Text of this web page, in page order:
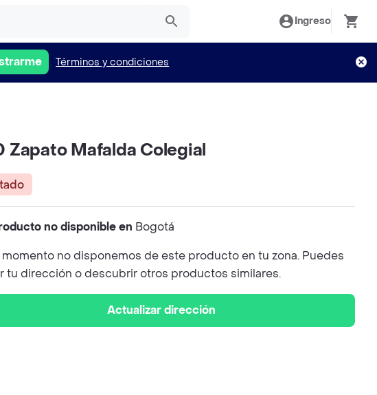
Ingreso
Términos y condiciones
Zapato Mafalda Colegial
no disponible en Bogotá
momento no disponemos de este producto en tu zona. Puedes
tu dirección o descubrir otros productos similares.
Actualizar dirección